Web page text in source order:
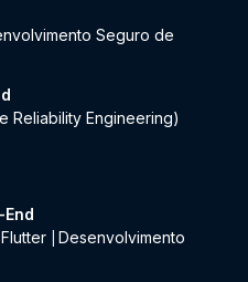
Seguro de
Reliability Engineering)
Desenvolvimento